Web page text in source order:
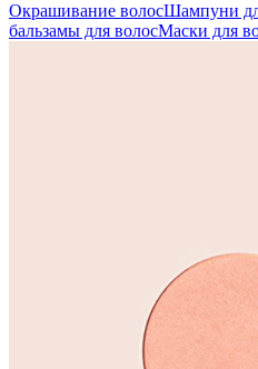
Окрашивание волосШампуни
бальзамы для волосМаски для